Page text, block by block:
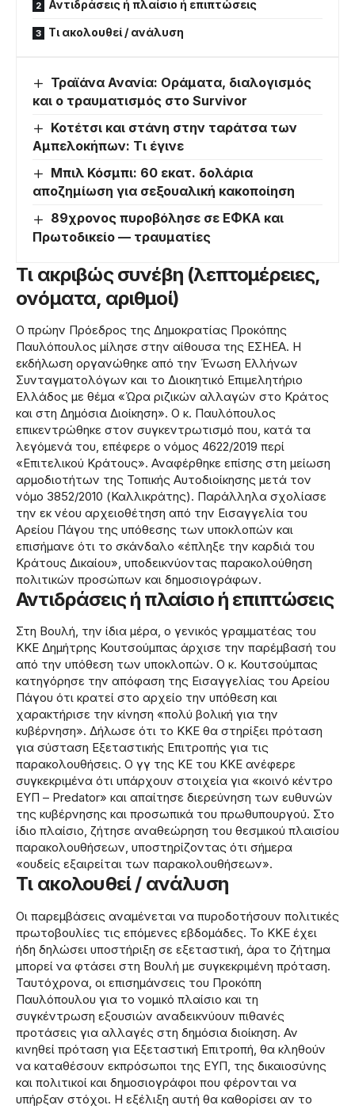
Αντιδράσεις ή πλαίσιο ή επιπτώσεις
Τι ακολουθεί / ανάλυση
Τραϊάνα Ανανία: Οράματα, διαλογισμός
και ο τραυματισμός στο Survivor
Κοτέτσι και στάνη στην ταράτσα των
Αμπελοκήπων: Τι έγινε
Μπιλ Κόσμπι: 60 εκατ. δολάρια
αποζημίωση για σεξουαλική κακοποίηση
89χρονος πυροβόλησε σε ΕΦΚΑ και
Πρωτοδικείο — τραυματίες
Τι ακριβώς συνέβη (λεπτομέρειες,
ονόματα, αριθμοί)
Ο πρώην Πρόεδρος της Δημοκρατίας Προκόπης
Παυλόπουλος μίλησε στην αίθουσα της ΕΣΗΕΑ. Η
εκδήλωση οργανώθηκε από την Ένωση Ελλήνων
Συνταγματολόγων και το Διοικητικό Επιμελητήριο
Ελλάδος με θέμα «Ώρα ριζικών αλλαγών στο Κράτος
και στη Δημόσια Διοίκηση». Ο κ. Παυλόπουλος
επικεντρώθηκε στον συγκεντρωτισμό που, κατά τα
λεγόμενά του, επέφερε ο νόμος 4622/2019 περί
«Επιτελικού Κράτους». Αναφέρθηκε επίσης στη μείωση
αρμοδιοτήτων της Τοπικής Αυτοδιοίκησης μετά τον
νόμο 3852/2010 (Καλλικράτης). Παράλληλα σχολίασε
την εκ νέου αρχειοθέτηση από την Εισαγγελία του
Αρείου Πάγου της υπόθεσης των υποκλοπών και
επισήμανε ότι το σκάνδαλο «έπληξε την καρδιά του
Κράτους Δικαίου», υποδεικνύοντας παρακολούθηση
πολιτικών προσώπων και δημοσιογράφων.
Αντιδράσεις ή πλαίσιο ή επιπτώσεις
Στη Βουλή, την ίδια μέρα, ο γενικός γραμματέας του
ΚΚΕ Δημήτρης Κουτσούμπας άρχισε την παρέμβασή του
από την υπόθεση των υποκλοπών. Ο κ. Κουτσούμπας
κατηγόρησε την απόφαση της Εισαγγελίας του Αρείου
Πάγου ότι κρατεί στο αρχείο την υπόθεση και
χαρακτήρισε την κίνηση «πολύ βολική για την
κυβέρνηση». Δήλωσε ότι το ΚΚΕ θα στηρίξει πρόταση
για σύσταση Εξεταστικής Επιτροπής για τις
παρακολουθήσεις. Ο γγ της ΚΕ του ΚΚΕ ανέφερε
συγκεκριμένα ότι υπάρχουν στοιχεία για «κοινό κέντρο
ΕΥΠ – Predator» και απαίτησε διερεύνηση των ευθυνών
της κυβέρνησης και προσωπικά του πρωθυπουργού. Στο
ίδιο πλαίσιο, ζήτησε αναθεώρηση του θεσμικού πλαισίου
παρακολουθήσεων, υποστηρίζοντας ότι σήμερα
«ουδείς εξαιρείται των παρακολουθήσεων».
Τι ακολουθεί / ανάλυση
Οι παρεμβάσεις αναμένεται να πυροδοτήσουν πολιτικές
πρωτοβουλίες τις επόμενες εβδομάδες. Το ΚΚΕ έχει
ήδη δηλώσει υποστήριξη σε εξεταστική, άρα το ζήτημα
μπορεί να φτάσει στη Βουλή με συγκεκριμένη πρόταση.
Ταυτόχρονα, οι επισημάνσεις του Προκόπη
Παυλόπουλου για το νομικό πλαίσιο και τη
συγκέντρωση εξουσιών αναδεικνύουν πιθανές
προτάσεις για αλλαγές στη δημόσια διοίκηση. Αν
κινηθεί πρόταση για Εξεταστική Επιτροπή, θα κληθούν
να καταθέσουν εκπρόσωποι της ΕΥΠ, της δικαιοσύνης
και πολιτικοί και δημοσιογράφοι που φέρονται να
υπήρξαν στόχοι. Η εξέλιξη αυτή θα καθορίσει αν το